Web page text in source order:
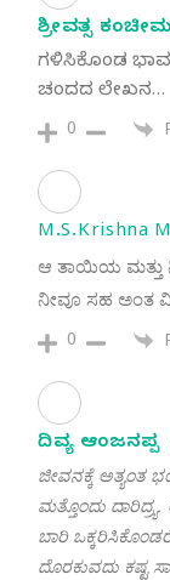
ಶ್ರೀವತ್ಸ
ಗಳಿಸಿಕೊಂಡ ಭಾವ
ಚಂದದ ಲೇಖನ…
0
M.S.Krishna
ಆ ತಾಯಿಯ ಮತ್ತು
ನೀವೂ ಸಹ ಅಂತ
0
ದಿವ್ಯ ಆಂಜನಪ್ಪ
ಜೀವನಕ್ಕೆ ಅತ್ಯಂತ
ಮತ್ತೊಂದು
ಬಾರಿ
ದೊರಕುವದು ಕಷ್ಟ